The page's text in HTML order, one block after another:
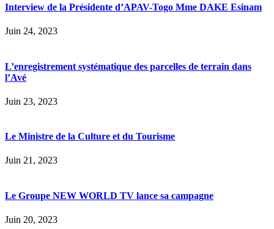
Interview de la Présidente d’APAV-Togo Mme DAKE Esinam
Juin 24, 2023
L’enregistrement systématique des parcelles de terrain dans
l’Avé
Juin 23, 2023
Le Ministre de la Culture et du Tourisme
Juin 21, 2023
Le Groupe NEW WORLD TV lance sa campagne
Juin 20, 2023